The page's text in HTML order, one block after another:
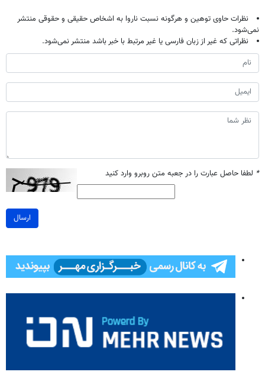
نظرات حاوی توهین و هرگونه نسبت ناروا به اشخاص حقیقی و حقوقی منتشر
نمی‌شود.
نظراتی که غیر از زبان فارسی یا غیر مرتبط با خبر باشد منتشر نمی‌شود.
* لطفا حاصل عبارت را در جعبه متن روبرو وارد کنید
ارسال